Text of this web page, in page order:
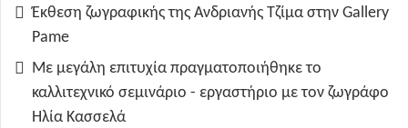
Έκθεση ζωγραφικής της Ανδριανής Τζίμα στην Gallery
Pame
Με μεγάλη επιτυχία πραγματοποιήθηκε το
καλλιτεχνικό σεμινάριο - εργαστήριο με τον ζωγράφο
Ηλία Κασσελά